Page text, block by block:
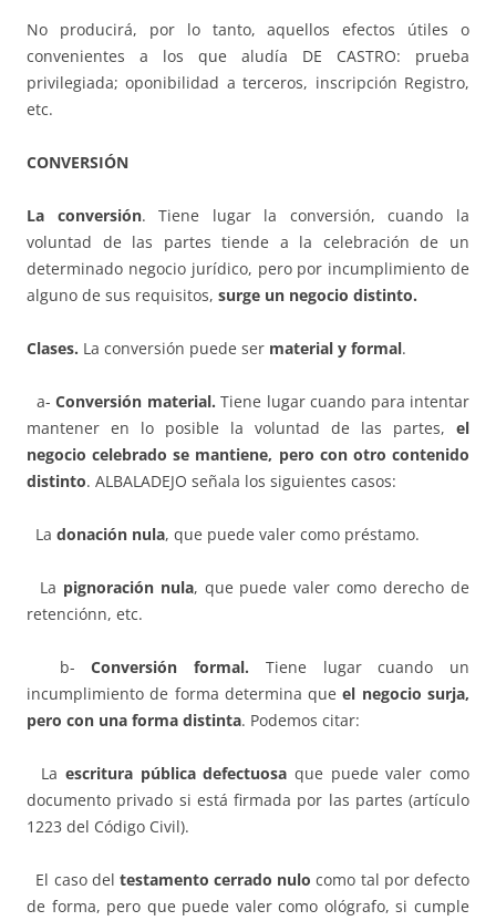
No producirá, por lo tanto, aquellos efectos útiles o
convenientes a los que aludía DE CASTRO: prueba
privilegiada; oponibilidad a terceros, inscripción Registro,
etc.
CONVERSIÓN
La conversión. Tiene lugar la conversión, cuando la
voluntad de las partes tiende a la celebración de un
determinado negocio jurídico, pero por incumplimiento de
alguno de sus requisitos, surge un negocio distinto.
Clases. La conversión puede ser material y formal.
a-Conversión material.Tiene lugar cuando para intentar
mantener en lo posible la voluntad de las partes, el
negocio celebrado se mantiene, pero con otro contenido
distinto. ALBALADEJO señala los siguientes casos:
La donación nula, que puede valer como préstamo.
La pignoración nula, que puede valer como derecho de
retenciónn, etc.
b-Conversión formal. Tiene lugar cuando un
incumplimiento de forma determina queel negocio surja,
pero con una forma distinta. Podemos citar:
La escritura pública defectuosa que puede valer como
documento privado si está firmada por las partes (artículo
1223 del Código Civil).
El caso del testamento cerrado nulo como tal por defecto
de forma, pero que puede valer como ológrafo, si cumple